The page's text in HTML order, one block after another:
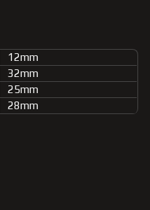
12mm
32mm
25mm
28mm